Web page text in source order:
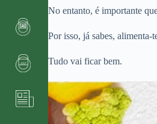
No entanto, é importante
Por isso, já sabes, alimenta-
Tudo vai ficar bem.